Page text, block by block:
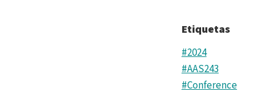
Etiquetas
#2024
#AAS243
#Conference